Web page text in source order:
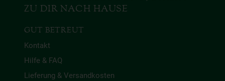
ZU DIR NACH HAUSE
GUT BETREUT
Kontakt
Hilfe & FAQ
Lieferung & Versandkosten